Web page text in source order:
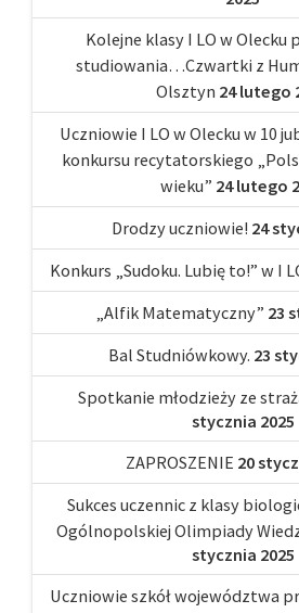
Kolejne klasy I LO w Olecku
studiowania…Czwartki z
Olsztyn 24 lutego
Uczniowie I LO w Olecku w 10
konkursu recytatorskiego
wieku” 24 lutego
Drodzy uczniowie! 24
Konkurs „Sudoku. Lubię to!” w I
„Alfik Matematyczny” 23
Bal Studniówkowy. 23
Spotkanie młodzieży ze
stycznia 2025
ZAPROSZENIE 20
Sukces uczennic z klasy
Ogólnopolskiej Olimpiady
stycznia 2025
Uczniowie szkół województwa